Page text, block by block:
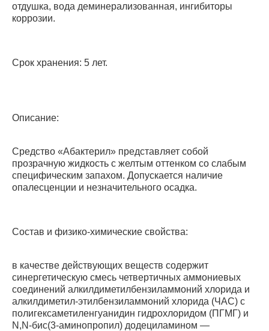
отдушка, вода деминерализованная, ингибиторы
коррозии.
Срок хранения: 5 лет.
Описание:
Cредство «Абактерил» представляет собой
прозрачную жидкость с желтым оттенком со слабым
специфическим запахом. Допускается наличие
опалесценции и незначительного осадка.
Состав и физико-химические свойства:
в качестве действующих веществ содержит
синергетическую смесь четвертичных аммониевых
соединений алкилдиметилбензиламмоний хлорида и
алкилдиметил-этилбензиламмоний хлорида (ЧАС) с
полигексаметиленгуанидин гидрохлоридом (ПГМГ) и
N,N-бис(3-аминопропил) додециламином —